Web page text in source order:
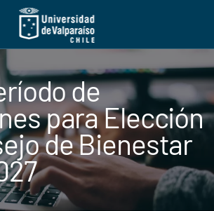
de
para Elección
de Bienestar